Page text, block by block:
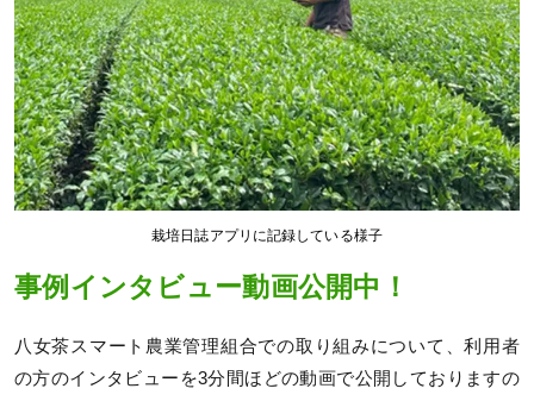
栽培日誌アプリに記録している様子
事例インタビュー動画公開中！
八女茶スマート農業管理組合での取り組みについて、利用者
の方のインタビューを3分間ほどの動画で公開しておりますの